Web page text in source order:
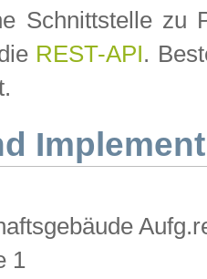
Schnittstelle zu
REST-API.
1